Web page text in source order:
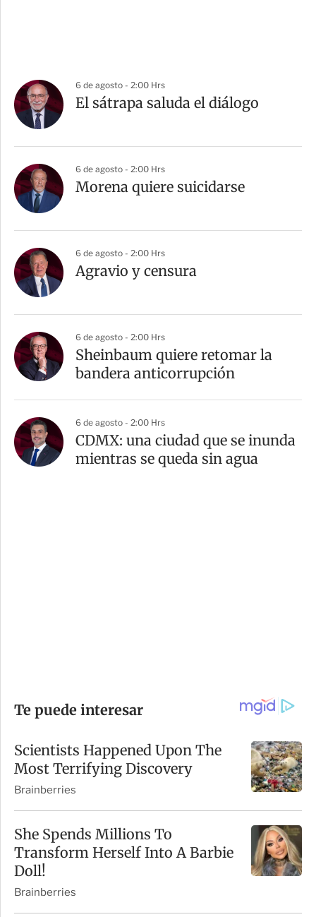
6 de agosto - 2:00 Hrs
El sátrapa saluda el diálogo
6 de agosto - 2:00 Hrs
Morena quiere suicidarse
6 de agosto - 2:00 Hrs
Agravio y censura
6 de agosto - 2:00 Hrs
Sheinbaum quiere retomar la
bandera anticorrupción
6 de agosto - 2:00 Hrs
CDMX: una ciudad que se inunda
mientras se queda sin agua